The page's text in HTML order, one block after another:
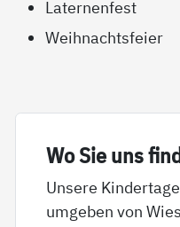
Laternenfest
Weihnachtsfeier
Wo Sie uns
Unsere
umgeben von